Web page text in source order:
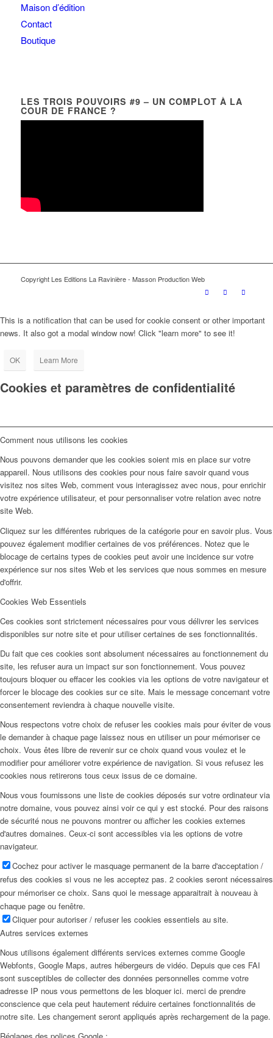
Maison d’édition
Contact
Boutique
LES TROIS POUVOIRS #9 – UN COMPLOT À LA
COUR DE FRANCE ?
Copyright Les Editions La Ravinière - Masson Production Web
This is a notification that can be used for cookie consent or other important
news. It also got a modal window now! Click "learn more" to see it!
OK Learn More
Cookies et paramètres de confidentialité
Comment nous utilisons les cookies
Nous pouvons demander que les cookies soient mis en place sur votre
appareil. Nous utilisons des cookies pour nous faire savoir quand vous
visitez nos sites Web, comment vous interagissez avec nous, pour enrichir
votre expérience utilisateur, et pour personnaliser votre relation avec notre
site Web.
Cliquez sur les différentes rubriques de la catégorie pour en savoir plus. Vous
pouvez également modifier certaines de vos préférences. Notez que le
blocage de certains types de cookies peut avoir une incidence sur votre
expérience sur nos sites Web et les services que nous sommes en mesure
d'offrir.
Cookies Web Essentiels
Ces cookies sont strictement nécessaires pour vous délivrer les services
disponibles sur notre site et pour utiliser certaines de ses fonctionnalités.
Du fait que ces cookies sont absolument nécessaires au fonctionnement du
site, les refuser aura un impact sur son fonctionnement. Vous pouvez
toujours bloquer ou effacer les cookies via les options de votre navigateur et
forcer le blocage des cookies sur ce site. Mais le message concernant votre
consentement reviendra à chaque nouvelle visite.
Nous respectons votre choix de refuser les cookies mais pour éviter de vous
le demander à chaque page laissez nous en utiliser un pour mémoriser ce
choix. Vous êtes libre de revenir sur ce choix quand vous voulez et le
modifier pour améliorer votre expérience de navigation. Si vous refusez les
cookies nous retirerons tous ceux issus de ce domaine.
Nous vous fournissons une liste de cookies déposés sur votre ordinateur via
notre domaine, vous pouvez ainsi voir ce qui y est stocké. Pour des raisons
de sécurité nous ne pouvons montrer ou afficher les cookies externes
d'autres domaines. Ceux-ci sont accessibles via les options de votre
navigateur.
Cochez pour activer le masquage permanent de la barre d'acceptation /
refus des cookies si vous ne les acceptez pas. 2 cookies seront nécessaires
pour mémoriser ce choix. Sans quoi le message apparaitrait à nouveau à
chaque page ou fenêtre.
Cliquer pour autoriser / refuser les cookies essentiels au site.
Autres services externes
Nous utilisons également différents services externes comme Google
Webfonts, Google Maps, autres hébergeurs de vidéo. Depuis que ces FAI
sont susceptibles de collecter des données personnelles comme votre
adresse IP nous vous permettons de les bloquer ici. merci de prendre
conscience que cela peut hautement réduire certaines fonctionnalités de
notre site. Les changement seront appliqués après rechargement de la page.